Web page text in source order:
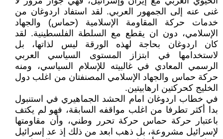
غنى عنه إلى الجمهور العربي. لقد استفاد اردوغان من
خدمات حركة المقاومة الإسلامية (حماس) والجهاد
الإسلامي، دون ان يقطع مع السلطة الفلسطينية. لقد
كان اردوغان بحاجة لهذه الورقة ليس لذاتها، بل
لاستخدامها في ابتزاز المستوى السياسي العربي
الرسمي المعادي في غالبيته للإسلام السياسي، ومنه
حركة حماس والجهاد الإسلامي المصنفتان من اغلب دول
الخليج كحركتين ارهابيتين.
في خطاب اردوغان امام الحشد الجماهيري في استنبول
بدا أكثر تطرفا من اغلب مواقفه السابقة، فهو لم يكتف
باعتبار حركة حماس حركة تحرر وطني، وأن مقاومتها
لإسرائيل مشروعة، بل ذهب ابعد من ذلك إذ عد إسرائيل